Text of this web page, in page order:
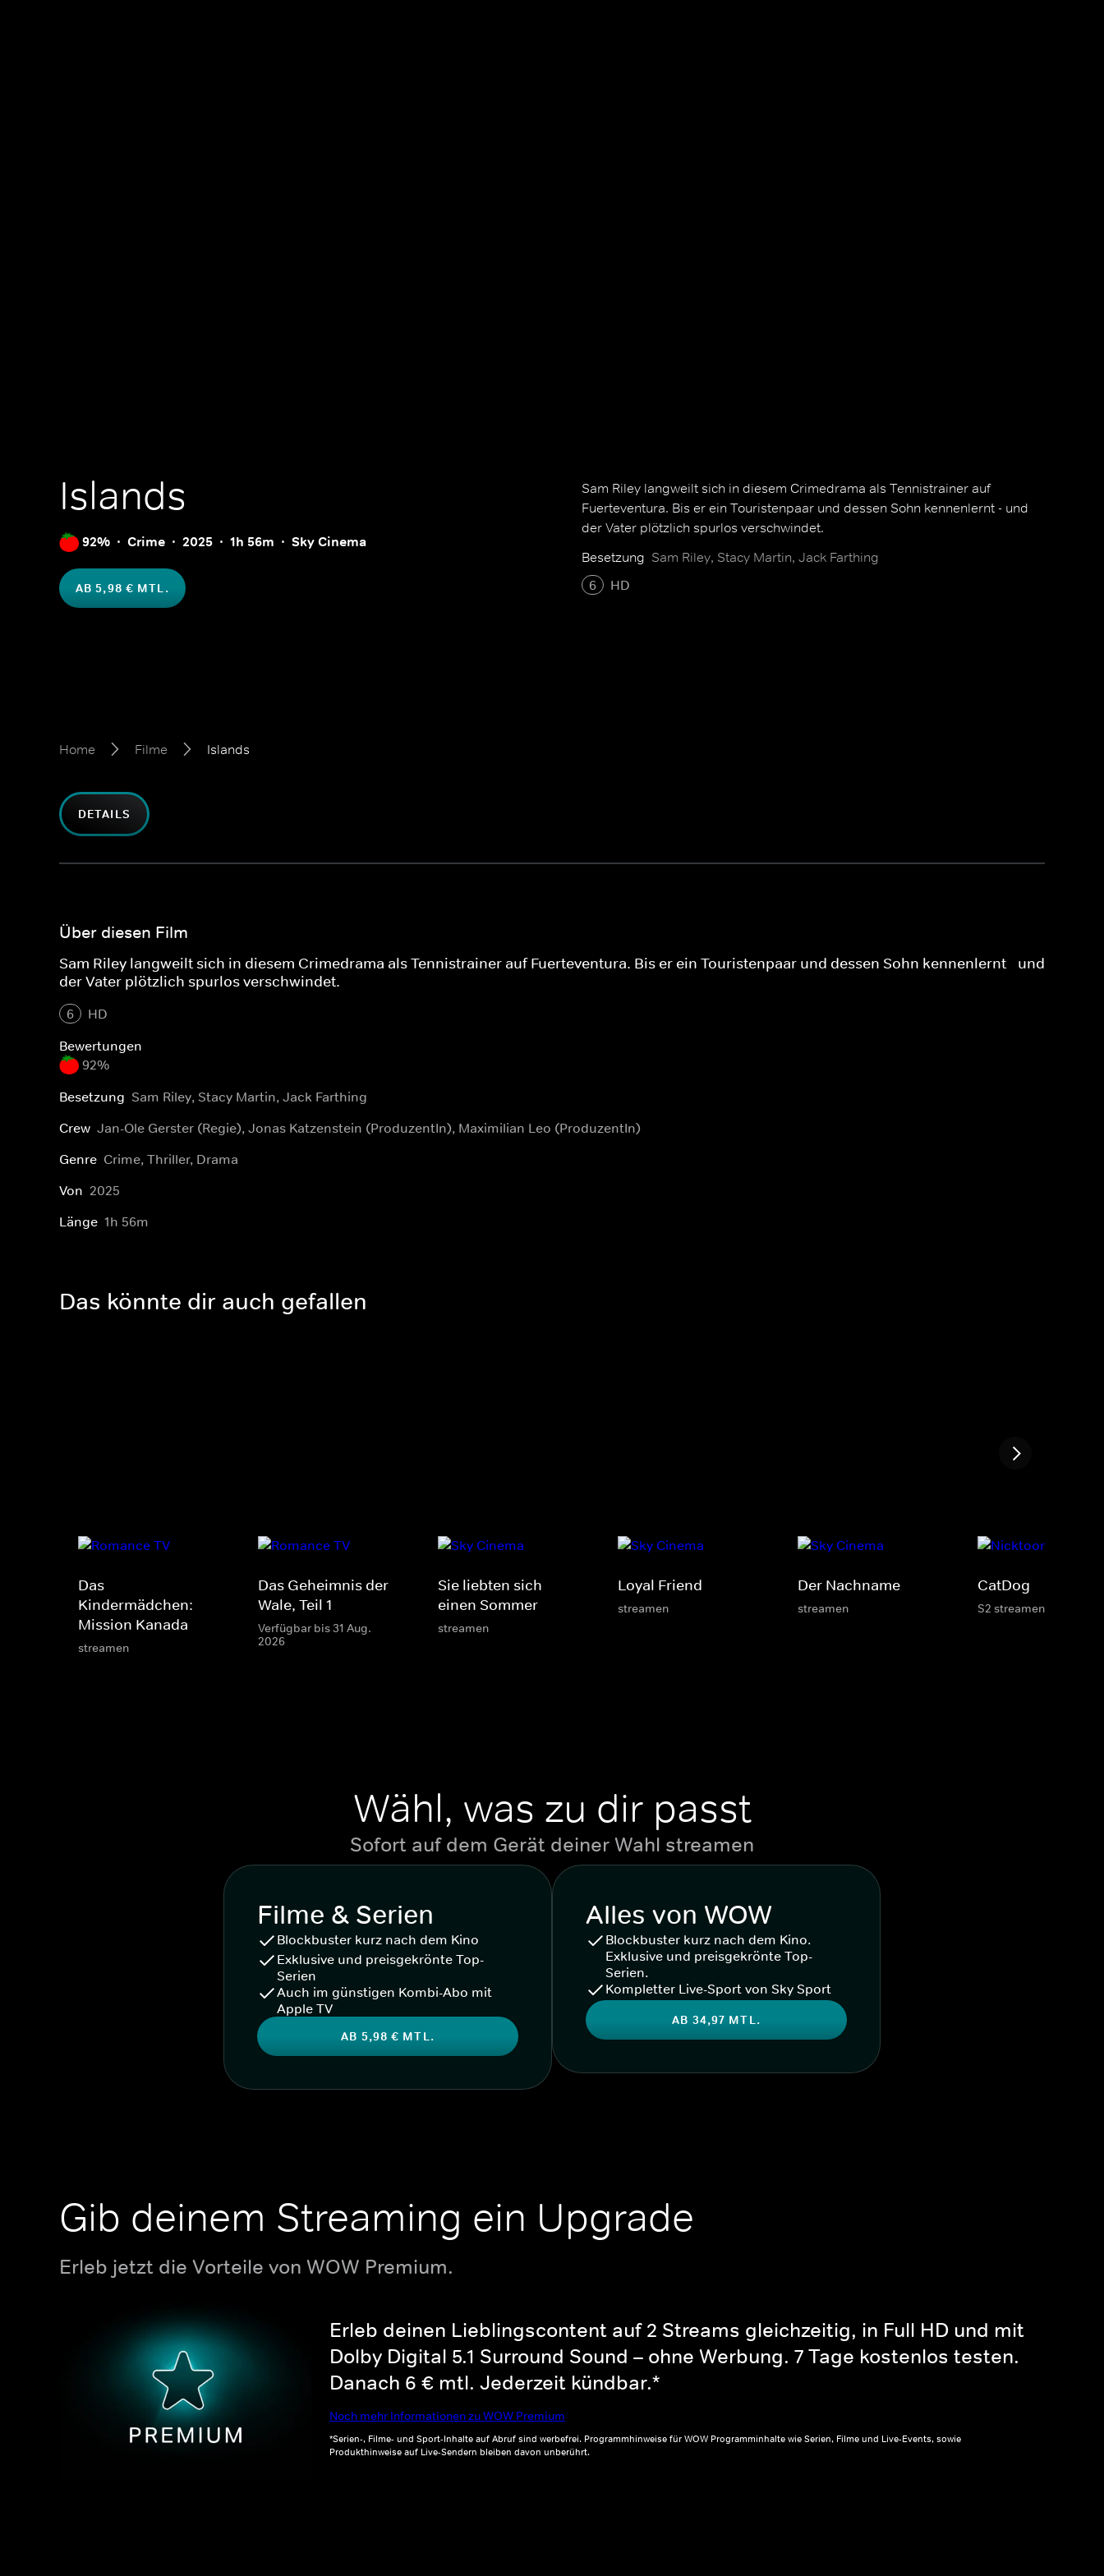
Islands
92% Crime 2025 1h 56m Sky Cinema
AB 5,98 € MTL.
Sam Riley langweilt sich in diesem Crimedrama als Tennistrainer auf
Fuerteventura. Bis er ein Touristenpaar und dessen Sohn kennenlernt - und
der Vater plötzlich spurlos verschwindet.
Besetzung Sam Riley, Stacy Martin, Jack Farthing
6
HD
Home Filme Islands
DETAILS
Über diesen Film
Sam Riley langweilt sich in diesem Crimedrama als Tennistrainer auf Fuerteventura. Bis er ein Touristenpaar und dessen Sohn kennenlernt - und
der Vater plötzlich spurlos verschwindet.
6
HD
Bewertungen
92%
Besetzung Sam Riley, Stacy Martin, Jack Farthing
Crew Jan-Ole Gerster (Regie), Jonas Katzenstein (ProduzentIn), Maximilian Leo (ProduzentIn)
Genre Crime, Thriller, Drama
Von 2025
Länge 1h 56m
Das könnte dir auch gefallen
Das
Kindermädchen:
Mission Kanada
streamen
Das Geheimnis der
Wale, Teil 1
Verfügbar bis 31 Aug.
2026
Sie liebten sich
einen Sommer
streamen
Loyal Friend
streamen
Der Nachname
streamen
CatDog
S2 streamen
Wähl, was zu dir passt
Sofort auf dem Gerät deiner Wahl streamen
Filme & Serien
Blockbuster kurz nach dem Kino
Exklusive und preisgekrönte Top-
Serien
Auch im günstigen Kombi-Abo mit
Apple TV
AB 5,98 € MTL.
Alles von WOW
Blockbuster kurz nach dem Kino.
Exklusive und preisgekrönte Top-
Serien.
Kompletter Live-Sport von Sky Sport
AB 34,97 MTL.
Gib deinem Streaming ein Upgrade
Erleb jetzt die Vorteile von WOW Premium.
Erleb deinen Lieblingscontent auf 2 Streams gleichzeitig, in Full HD und mit
Dolby Digital 5.1 Surround Sound – ohne Werbung. 7 Tage kostenlos testen.
Danach 6 € mtl. Jederzeit kündbar.*
Noch mehr Informationen zu WOW Premium
*Serien-, Filme- und Sport-Inhalte auf Abruf sind werbefrei. Programmhinweise für WOW Programminhalte wie Serien, Filme und Live-Events, sowie
Produkthinweise auf Live-Sendern bleiben davon unberührt.